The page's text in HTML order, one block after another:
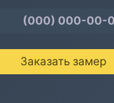
Заказать замер